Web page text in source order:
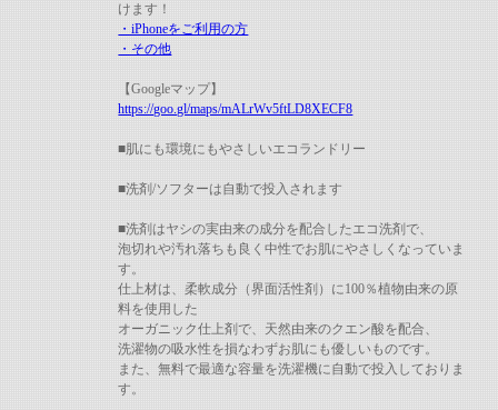
けます！
・iPhoneをご利用の方
・その他
【Googleマップ】
https://goo.gl/maps/mALrWv5ftLD8XECF8
■肌にも環境にもやさしいエコランドリー
■洗剤/ソフターは自動で投入されます
■洗剤はヤシの実由来の成分を配合したエコ洗剤で、
泡切れや汚れ落ちも良く中性でお肌にやさしくなっていま
す。
仕上材は、柔軟成分（界面活性剤）に100％植物由来の原
料を使用した
オーガニック仕上剤で、天然由来のクエン酸を配合、
洗濯物の吸水性を損なわずお肌にも優しいものです。
また、無料で最適な容量を洗濯機に自動で投入しておりま
す。